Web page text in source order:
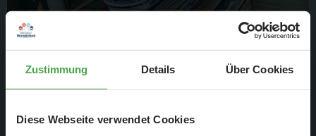
Zustimmung Details Über Cookies
Diese Webseite verwendet Cookies